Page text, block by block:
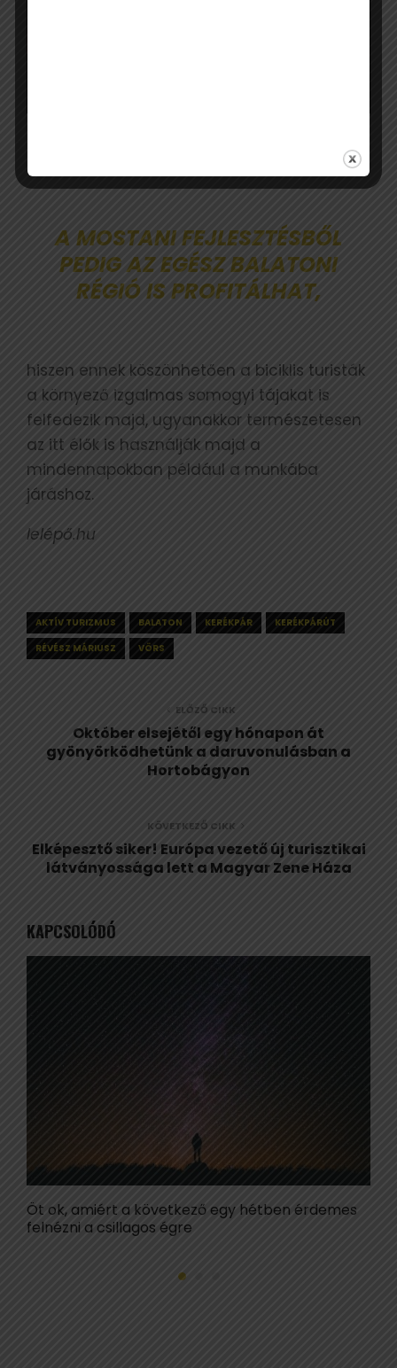
elnyerte a Kerékpárosbarát település címet,
A MOSTANI FEJLESZTÉSBŐL
PEDIG AZ EGÉSZ BALATONI
RÉGIÓ IS PROFITÁLHAT,
hiszen ennek köszönhetően a biciklis turisták
a környező izgalmas somogyi tájakat is
felfedezik majd, ugyanakkor természetesen
az itt élők is használják majd a
mindennapokban például a munkába
járáshoz.
lelépő.hu
AKTÍV TURIZMUS BALATON KERÉKPÁR
KERÉKPÁRÚT
RÉVÉSZ MÁRIUSZ
VÖRS
ELŐZŐ CIKK
Október elsejétől egy hónapon át
gyönyörködhetünk a daruvonulásban a
Hortobágyon
KÖVETKEZŐ CIKK
Elképesztő siker! Európa vezető új turisztikai
látványossága lett a Magyar Zene Háza
KAPCSOLÓDÓ
Öt ok, amiért a következő egy hétben érdemes
felnézni a csillagos égre